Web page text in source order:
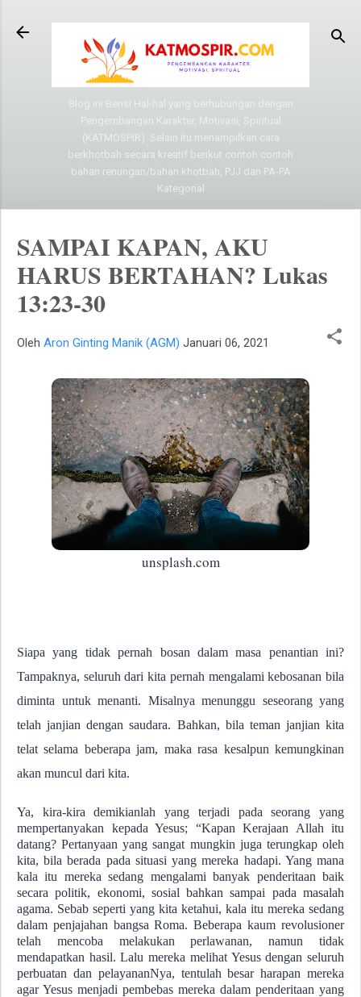
Langsung ke konten utama
Blog ini Berisi Hal-hal yang berhubungan dengan
Pengembangan Karakter, Motivasi, Spiritual
(KATMOSPIR). Selain itu menampilkan cara
berkhotbah secara kreatif berikut contoh contoh
bahan renungan/bahan khotbah, PJJ dan PA-PA
Kategorial
SAMPAI KAPAN, AKU
HARUS BERTAHAN? Lukas
13:23-30
Oleh Aron Ginting Manik (AGM) Januari 06, 2021
unsplash.com
Siapa yang tidak pernah bosan dalam masa penantian ini?
Tampaknya, seluruh dari kita pernah mengalami kebosanan bila
diminta untuk menanti. Misalnya menunggu seseorang yang
telah janjian dengan saudara. Bahkan, bila teman janjian kita
telat selama beberapa jam, maka rasa kesalpun kemungkinan
akan muncul dari kita.
Ya, kira-kira demikianlah yang terjadi pada seorang yang
mempertanyakan kepada Yesus; “Kapan Kerajaan Allah itu
datang? Pertanyaan yang sangat mungkin juga terungkap oleh
kita, bila berada pada situasi yang mereka hadapi. Yang mana
kala itu mereka sedang mengalami banyak penderitaan baik
secara politik, ekonomi, sosial bahkan sampai pada masalah
agama. Sebab seperti yang kita ketahui, kala itu mereka sedang
dalam penjajahan bangsa Roma. Beberapa kaum revolusioner
telah mencoba melakukan perlawanan, namun tidak
mendapatkan hasil. Lalu mereka melihat Yesus dengan seluruh
perbuatan dan pelayananNya, tentulah besar harapan mereka
agar Yesus menjadi pembebas mereka dalam penderitaan yang